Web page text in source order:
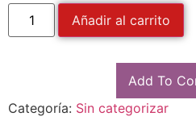
Añadir al carrito
Add To
Categoría: Sin categorizar